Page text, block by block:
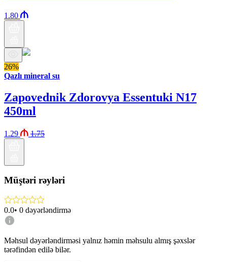
1.80
26%
Qazlı mineral su
Zapovednik Zdorovya Essentuki N17
450ml
1.29 1.75
Müştəri rəyləri
0.0• 0 dəyərləndirmə
Məhsul dəyərləndirməsi yalnız həmin məhsulu almış şəxslər
tərəfindən edilə bilər.